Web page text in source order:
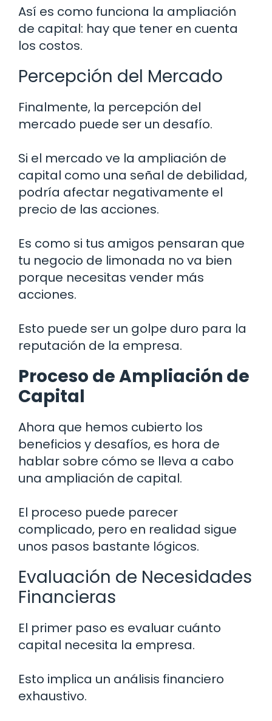
Así es como funciona la ampliación
de capital: hay que tener en cuenta
los costos.
Percepción del Mercado
Finalmente, la percepción del
mercado puede ser un desafío.
Si el mercado ve la ampliación de
capital como una señal de debilidad,
podría afectar negativamente el
precio de las acciones.
Es como si tus amigos pensaran que
tu negocio de limonada no va bien
porque necesitas vender más
acciones.
Esto puede ser un golpe duro para la
reputación de la empresa.
Proceso de Ampliación de
Capital
Ahora que hemos cubierto los
beneficios y desafíos, es hora de
hablar sobre cómo se lleva a cabo
una ampliación de capital.
El proceso puede parecer
complicado, pero en realidad sigue
unos pasos bastante lógicos.
Evaluación de Necesidades
Financieras
El primer paso es evaluar cuánto
capital necesita la empresa.
Esto implica un análisis financiero
exhaustivo.